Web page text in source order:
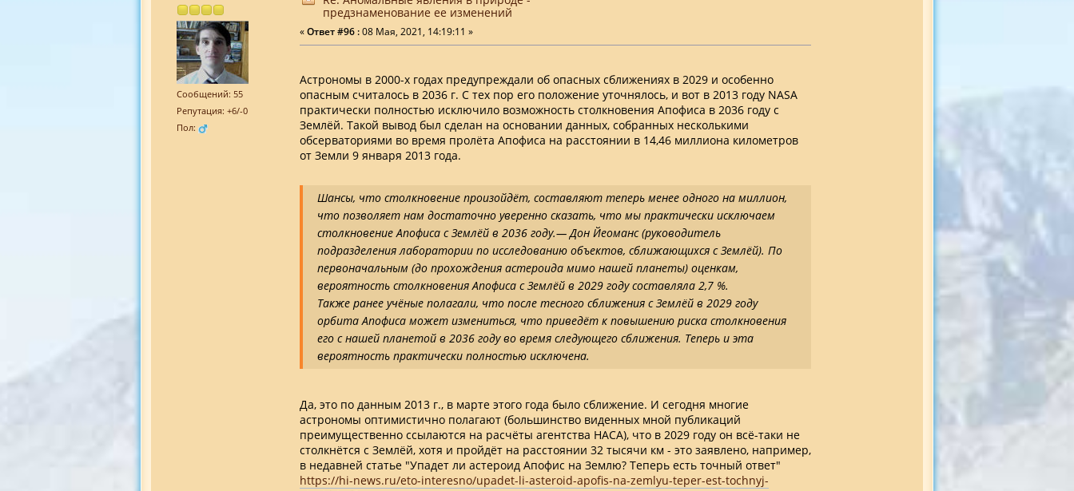
Сообщений: 55
Репутация: +6/-0
Пол:
предзнаменование ее изменений
«Ответ #96 :08 Мая, 2021, 14:19:11 »
Астрономы в 2000-х годах предупреждали об опасных сближениях в 2029 и особенно
опасным считалось в 2036 г. С тех пор его положение уточнялось, и вот в 2013 году NASA
практически полностью исключило возможность столкновения Апофиса в 2036 году с
Землёй. Такой вывод был сделан на основании данных, собранных несколькими
обсерваториями во время пролёта Апофиса на расстоянии в 14,46 миллиона километров
от Земли 9 января 2013 года.
Шансы, что столкновение произойдёт, составляют теперь менее одного на миллион,
что позволяет нам достаточно уверенно сказать, что мы практически исключаем
столкновение Апофиса с Землёй в 2036 году.— Дон Йеоманс (руководитель
подразделения лаборатории по исследованию объектов, сближающихся с Землёй). По
первоначальным (до прохождения астероида мимо нашей планеты) оценкам,
вероятность столкновения Апофиса с Землёй в 2029 году составляла 2,7 %.
Также ранее учёные полагали, что после тесного сближения с Землёй в 2029 году
орбита Апофиса может измениться, что приведёт к повышению риска столкновения
его с нашей планетой в 2036 году во время следующего сближения. Теперь и эта
вероятность практически полностью исключена.
Да, это по данным 2013 г., в марте этого года было сближение. И сегодня многие
астрономы оптимистично полагают (большинство виденных мной публикаций
преимущественно ссылаются на расчёты агентства НАСА), что в 2029 году он всё-таки не
столкнётся с Землёй, хотя и пройдёт на расстоянии 32 тысячи км - это заявлено, например,
в недавней статье "Упадет ли астероид Апофис на Землю? Теперь есть точный ответ"
https://hi-news.ru/eto-interesno/upadet-li-asteroid-apofis-na-zemlyu-teper-est-tochnyj-